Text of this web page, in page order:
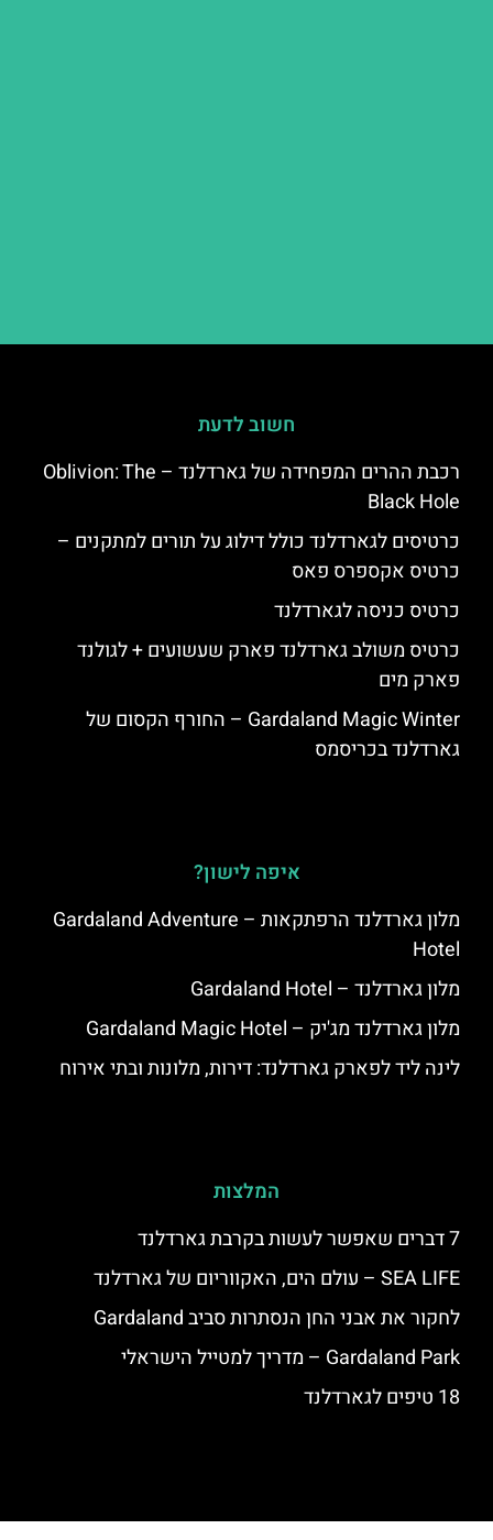
חשוב לדעת
רכבת ההרים המפחידה של גארדלנד – Oblivion: The
Black Hole
כרטיסים לגארדלנד כולל דילוג על תורים למתקנים –
כרטיס אקספרס פאס
כרטיס כניסה לגארדלנד
כרטיס משולב גארדלנד פארק שעשועים + לגולנד
פארק מים
Gardaland Magic Winter – החורף הקסום של
גארדלנד בכריסמס
איפה לישון?
מלון גארדלנד הרפתקאות – Gardaland Adventure
Hotel
מלון גארדלנד – Gardaland Hotel
מלון גארדלנד מג'יק – Gardaland Magic Hotel
לינה ליד לפארק גארדלנד: דירות, מלונות ובתי אירוח
המלצות
7 דברים שאפשר לעשות בקרבת גארדלנד
SEA LIFE – עולם הים, האקווריום של גארדלנד
לחקור את אבני החן הנסתרות סביב Gardaland
Gardaland Park – מדריך למטייל הישראלי
18 טיפים לגארדלנד